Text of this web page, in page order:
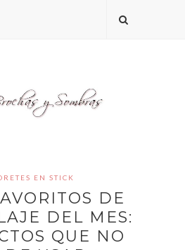
EN STICK
DE
DEL MES:
QUE NO